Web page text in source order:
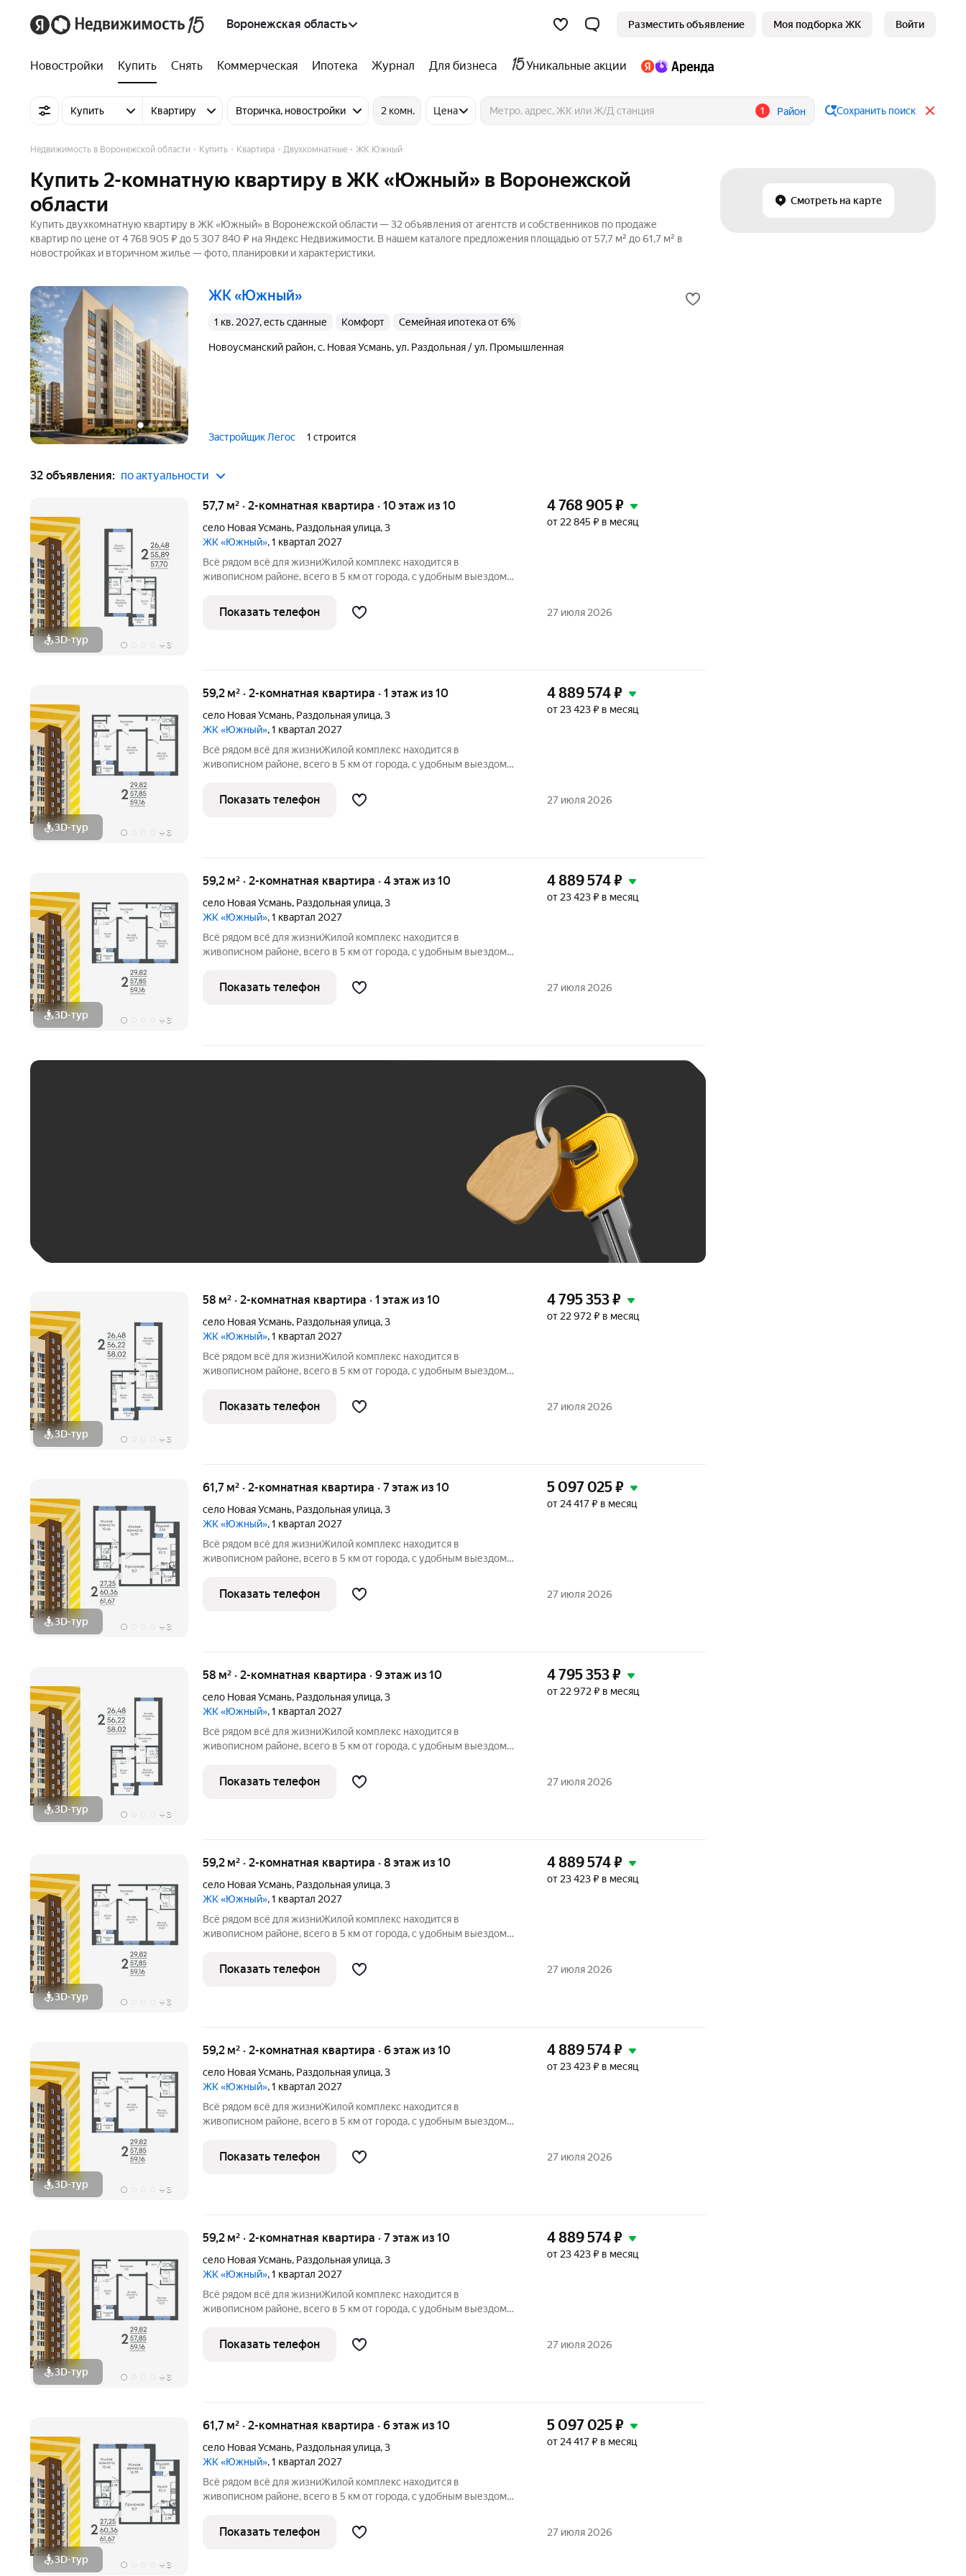
Воронежская область Разместить объявление Моя подборка ЖК Войти
Новостройки Купить Снять Коммерческая Ипотека Журнал Для бизнеса Уникальные акции
Купить Квартиру Вторичка, новостройки 2 комн. Цена 1 Район Сохранить поиск
Смотреть на карте
Недвижимость в Воронежской области Купить Квартира Двухкомнатные ЖК Южный
Купить 2-комнатную квартиру в ЖК «Южный» в Воронежской
области
Купить двухкомнатную квартиру в ЖК «Южный» в Воронежской области — 32 объявления от агентств и собственников по продаже
квартир по цене от 4 768 905 ₽ до 5 307 840 ₽ на Яндекс Недвижимости. В нашем каталоге предложения площадью от 57,7 м² до 61,7 м² в
новостройках и вторичном жилье — фото, планировки и характеристики.
ЖК «Южный»
1 кв. 2027, есть сданные комфорт Семейная ипотека от 6%
Новоусманский район,с. Новая Усмань,ул. Раздольная / ул. Промышленная
Застройщик Легос 1 строится
32 объявления: по актуальности
3D-тур + 3
57,7 м² · 2-комнатная квартира · 10 этаж из 10
село Новая Усмань, Раздольная улица,3
ЖК «Южный», 1 квартал 2027
Всё рядом всё для жизниЖилой комплекс находится в
живописном районе, всего в 5 км от города, с удобным выездом
массива урочище Дубрава делает этот район идеальным для
семейного
4 768 905₽
от 22 845 ₽ в месяц
Показать телефон 27 июля 2026
3D-тур + 3
59,2 м² · 2-комнатная квартира · 1 этаж из 10
село Новая Усмань, Раздольная улица,3
ЖК «Южный», 1 квартал 2027
Всё рядом всё для жизниЖилой комплекс находится в
живописном районе, всего в 5 км от города, с удобным выездом
массива урочище Дубрава делает этот район идеальным для
семейного
4 889 574₽
от 23 423 ₽ в месяц
Показать телефон 27 июля 2026
3D-тур + 3
59,2 м² · 2-комнатная квартира · 4 этаж из 10
село Новая Усмань, Раздольная улица,3
ЖК «Южный», 1 квартал 2027
Всё рядом всё для жизниЖилой комплекс находится в
живописном районе, всего в 5 км от города, с удобным выездом
массива урочище Дубрава делает этот район идеальным для
семейного
4 889 574₽
от 23 423 ₽ в месяц
Показать телефон 27 июля 2026
3D-тур + 3
58 м² · 2-комнатная квартира · 1 этаж из 10
село Новая Усмань, Раздольная улица,3
ЖК «Южный», 1 квартал 2027
Всё рядом всё для жизниЖилой комплекс находится в
живописном районе, всего в 5 км от города, с удобным выездом
массива урочище Дубрава делает этот район идеальным для
семейного
4 795 353₽
от 22 972 ₽ в месяц
Показать телефон 27 июля 2026
3D-тур + 3
61,7 м² · 2-комнатная квартира · 7 этаж из 10
село Новая Усмань, Раздольная улица,3
ЖК «Южный», 1 квартал 2027
Всё рядом всё для жизниЖилой комплекс находится в
живописном районе, всего в 5 км от города, с удобным выездом
массива урочище Дубрава делает этот район идеальным для
семейного
5 097 025₽
от 24 417 ₽ в месяц
Показать телефон 27 июля 2026
3D-тур + 3
58 м² · 2-комнатная квартира · 9 этаж из 10
село Новая Усмань, Раздольная улица,3
ЖК «Южный», 1 квартал 2027
Всё рядом всё для жизниЖилой комплекс находится в
живописном районе, всего в 5 км от города, с удобным выездом
массива урочище Дубрава делает этот район идеальным для
семейного
4 795 353₽
от 22 972 ₽ в месяц
Показать телефон 27 июля 2026
3D-тур + 3
59,2 м² · 2-комнатная квартира · 8 этаж из 10
село Новая Усмань, Раздольная улица,3
ЖК «Южный», 1 квартал 2027
Всё рядом всё для жизниЖилой комплекс находится в
живописном районе, всего в 5 км от города, с удобным выездом
массива урочище Дубрава делает этот район идеальным для
семейного
4 889 574₽
от 23 423 ₽ в месяц
Показать телефон 27 июля 2026
3D-тур + 3
59,2 м² · 2-комнатная квартира · 6 этаж из 10
село Новая Усмань, Раздольная улица,3
ЖК «Южный», 1 квартал 2027
Всё рядом всё для жизниЖилой комплекс находится в
живописном районе, всего в 5 км от города, с удобным выездом
массива урочище Дубрава делает этот район идеальным для
семейного
4 889 574₽
от 23 423 ₽ в месяц
Показать телефон 27 июля 2026
3D-тур + 3
59,2 м² · 2-комнатная квартира · 7 этаж из 10
село Новая Усмань, Раздольная улица,3
ЖК «Южный», 1 квартал 2027
Всё рядом всё для жизниЖилой комплекс находится в
живописном районе, всего в 5 км от города, с удобным выездом
массива урочище Дубрава делает этот район идеальным для
семейного
4 889 574₽
от 23 423 ₽ в месяц
Показать телефон 27 июля 2026
3D-тур + 3
61,7 м² · 2-комнатная квартира · 6 этаж из 10
село Новая Усмань, Раздольная улица,3
ЖК «Южный», 1 квартал 2027
Всё рядом всё для жизниЖилой комплекс находится в
живописном районе, всего в 5 км от города, с удобным выездом
массива урочище Дубрава делает этот район идеальным для
семейного
5 097 025₽
от 24 417 ₽ в месяц
Показать телефон 27 июля 2026